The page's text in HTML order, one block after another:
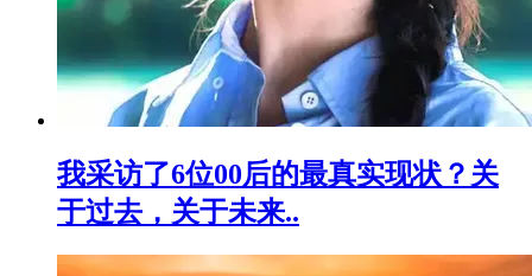
我采访了6位00后的最真实现状？关
于过去，关于未来..